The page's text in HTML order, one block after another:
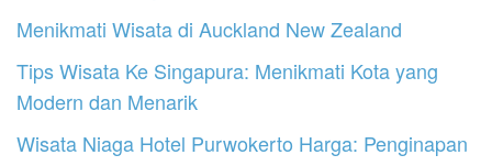
Menikmati Wisata di Auckland New Zealand
Tips Wisata Ke Singapura: Menikmati Kota yang
Modern dan Menarik
Wisata Niaga Hotel Purwokerto Harga: Penginapan